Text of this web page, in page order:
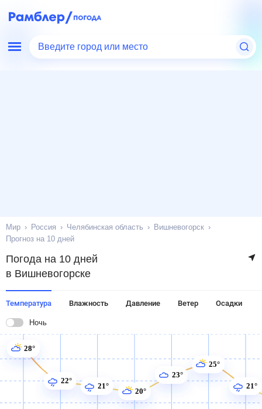
Введите город или место
Мир Россия Челябинская область
Вишневогорск
Прогноз на 10 дней
Погода на 10 дней
в Вишневогорске
Температура Влажность Давление Ветер Осадки
Ночь
28°
22° 21° 20°
23°
25°
21°